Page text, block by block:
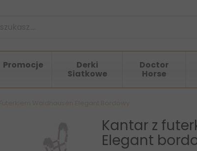
Promocje Derki
Siatkowe
Doctor
Horse
Kantar z
Elegant